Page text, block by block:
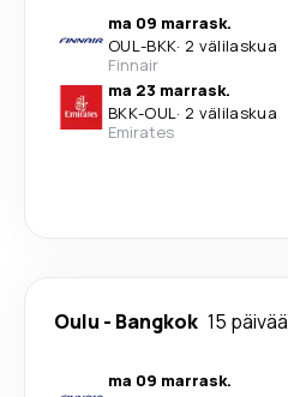
ma 09 marrask.
OUL-BKK· 2 välilaskua
Finnair
ma 23 marrask.
BKK-OUL· 2 välilaskua
Emirates
Oulu - Bangkok 15 päivää
ma 09 marrask.